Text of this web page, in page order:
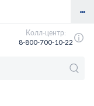
Колл-центр:
8-800-700-10-22